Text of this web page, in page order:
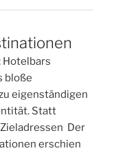
Hotelbars
bloße
eigenständigen
Statt
Der
erschien